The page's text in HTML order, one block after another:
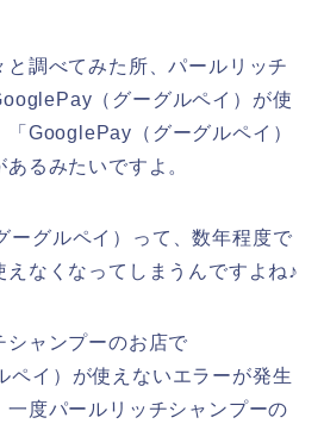
と調べてみた所、パールリッチ
（グーグルペイ）が使
「GooglePay（グーグルペイ）
るみたいですよ。
ーグルペイ）って、数年程度で
なくなってしまうんですよね♪
シャンプーのお店で
ペイ）が使えないエラーが発生
一度パールリッチシャンプーの